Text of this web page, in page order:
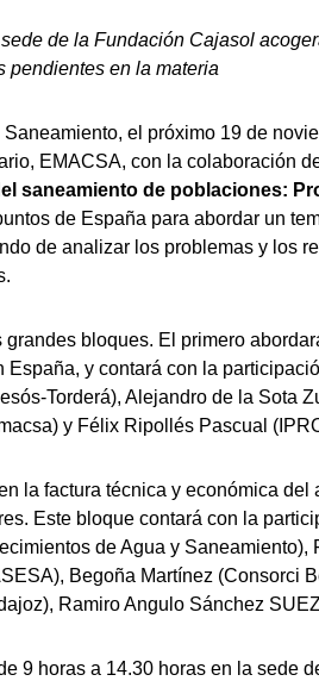
de la Fundación Cajasol
pendientes en la materia
el próximo 19 de
EMACSA, con la colaboración
saneamiento de poblaciones:
de España para abordar un
de analizar los problemas y los
grandes bloques. El primero
y contará con la
Torderá), Alejandro de la Sota
y Félix Ripollés Pascual
la factura técnica y económica del
Este bloque contará con la
de Agua y Saneamiento),
Begoña Martínez (Consorci
Ramiro Angulo Sánchez
9 horas a 14.30 horas en la sede